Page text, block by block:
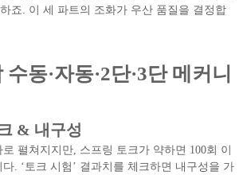
죠. 이 세 파트의 조화가 우산 품질을 결정합
동·자동·2단·3단 메커니
& 내구성
펼쳐지지만, 스프링 토크가 약하면 100회 이
. ‘토크 시험’ 결과치를 체크하면 내구성을 가